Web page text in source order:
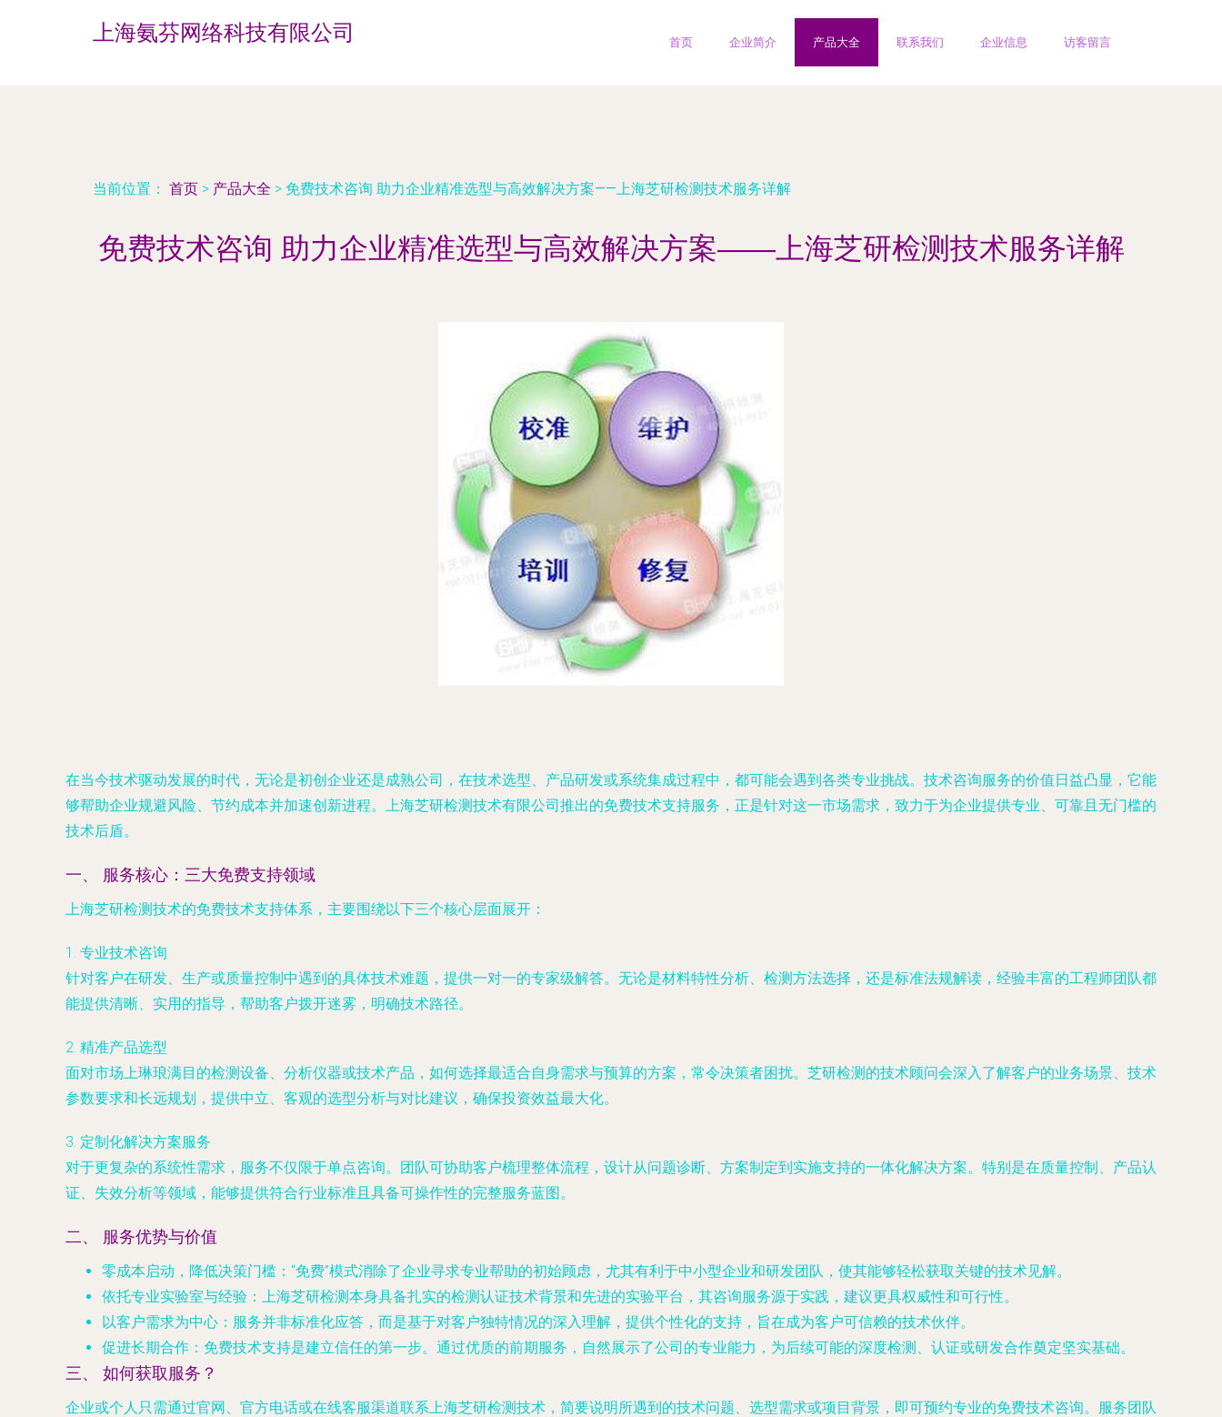
上海氨芬网络科技有限公司 首页 企业简介 产品大全 联系我们 企业信息 访客留言
当前位置： 首页 > 产品大全 > 免费技术咨询 助力企业精准选型与高效解决方案——上海芝研检测技术服务详解
免费技术咨询 助力企业精准选型与高效解决方案——上海芝研检测技术服务详解
在当今技术驱动发展的时代，无论是初创企业还是成熟公司，在技术选型、产品研发或系统集成过程中，都可能会遇到各类专业挑战。技术咨询服务的价值日益凸显，它能
够帮助企业规避风险、节约成本并加速创新进程。上海芝研检测技术有限公司推出的免费技术支持服务，正是针对这一市场需求，致力于为企业提供专业、可靠且无门槛的
技术后盾。
一、 服务核心：三大免费支持领域
上海芝研检测技术的免费技术支持体系，主要围绕以下三个核心层面展开：
1. 专业技术咨询
针对客户在研发、生产或质量控制中遇到的具体技术难题，提供一对一的专家级解答。无论是材料特性分析、检测方法选择，还是标准法规解读，经验丰富的工程师团队都
能提供清晰、实用的指导，帮助客户拨开迷雾，明确技术路径。
2. 精准产品选型
面对市场上琳琅满目的检测设备、分析仪器或技术产品，如何选择最适合自身需求与预算的方案，常令决策者困扰。芝研检测的技术顾问会深入了解客户的业务场景、技术
参数要求和长远规划，提供中立、客观的选型分析与对比建议，确保投资效益最大化。
3. 定制化解决方案服务
对于更复杂的系统性需求，服务不仅限于单点咨询。团队可协助客户梳理整体流程，设计从问题诊断、方案制定到实施支持的一体化解决方案。特别是在质量控制、产品认
证、失效分析等领域，能够提供符合行业标准且具备可操作性的完整服务蓝图。
二、 服务优势与价值
零成本启动，降低决策门槛 ：“免费”模式消除了企业寻求专业帮助的初始顾虑，尤其有利于中小型企业和研发团队，使其能够轻松获取关键的技术见解。
依托专业实验室与经验 ：上海芝研检测本身具备扎实的检测认证技术背景和先进的实验平台，其咨询服务源于实践，建议更具权威性和可行性。
以客户需求为中心 ：服务并非标准化应答，而是基于对客户独特情况的深入理解，提供个性化的支持，旨在成为客户可信赖的技术伙伴。
促进长期合作 ：免费技术支持是建立信任的第一步。通过优质的前期服务，自然展示了公司的专业能力，为后续可能的深度检测、认证或研发合作奠定坚实基础。
三、 如何获取服务？
企业或个人只需通过官网、官方电话或在线客服渠道联系上海芝研检测技术，简要说明所遇到的技术问题、选型需求或项目背景，即可预约专业的免费技术咨询。服务团队